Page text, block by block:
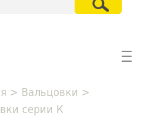
☰
> Вальцовки >
серии К